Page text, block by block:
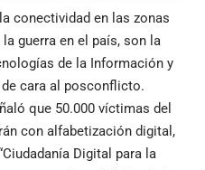
conectividad en las zonas
guerra en el país, son la
de la Información y
cara al posconflicto.
que 50.000 víctimas del
con alfabetización digital,
Digital para la